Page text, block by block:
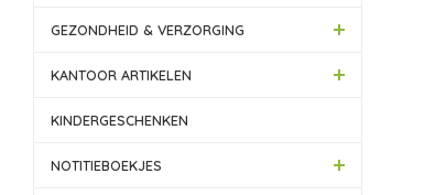
GEZONDHEID & VERZORGING
KANTOOR ARTIKELEN
KINDERGESCHENKEN
NOTITIEBOEKJES